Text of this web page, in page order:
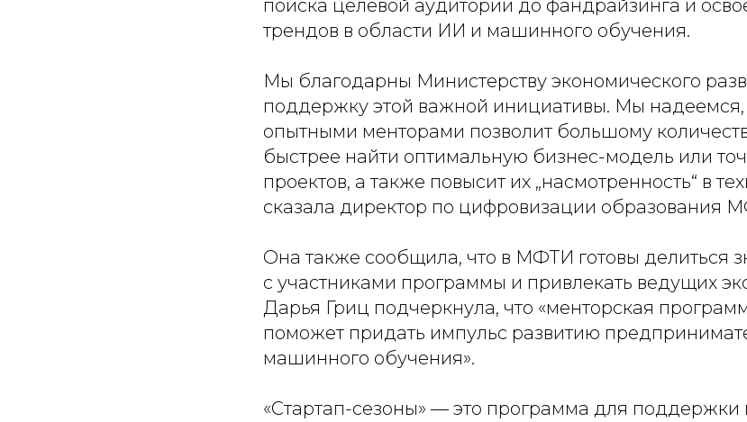
поиска целевой аудитории до фандрайзинга и
трендов в области ИИ и машинного обучения.
Мы благодарны Министерству экономического
поддержку этой важной инициативы. Мы надеемся,
опытными менторами позволит большому
быстрее найти оптимальную бизнес-модель или
проектов, а также повысит их „насмотренность“ в
сказала директор по цифровизации образования
Она также сообщила, что в МФТИ готовы делиться
с участниками программы и привлекать ведущих
Дарья Гриц подчеркнула, что «менторская
поможет придать импульс развитию
машинного обучения».
«Стартап-сезоны» — это программа для